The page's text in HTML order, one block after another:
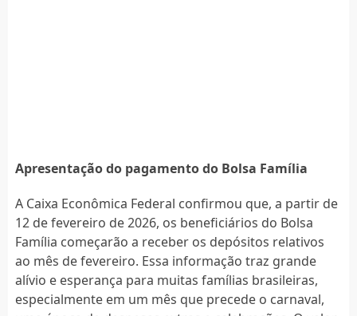
Apresentação do pagamento do Bolsa Família
A Caixa Econômica Federal confirmou que, a partir de
12 de fevereiro de 2026, os beneficiários do Bolsa
Família começarão a receber os depósitos relativos
ao mês de fevereiro. Essa informação traz grande
alívio e esperança para muitas famílias brasileiras,
especialmente em um mês que precede o carnaval,